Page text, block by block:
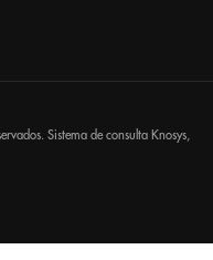
Sistema de consulta Knosys